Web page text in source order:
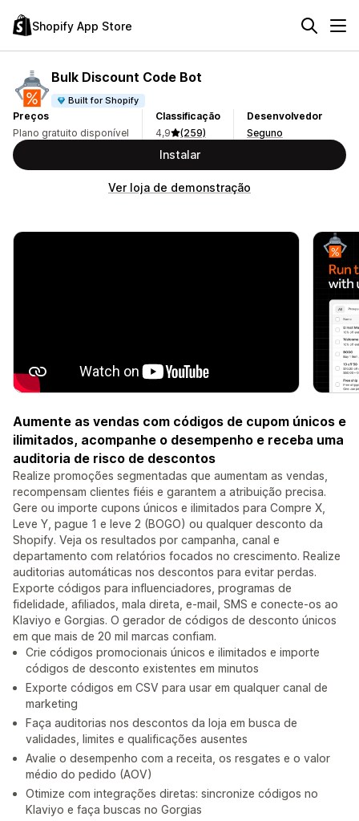
Shopify App Store
Bulk Discount Code Bot
Built for Shopify
Preços
Plano gratuito disponível
Classificação
4,9
(259)
Desenvolvedor
Seguno
Instalar
Ver loja de demonstração
Aumente as vendas com códigos de cupom únicos e
ilimitados, acompanhe o desempenho e receba uma
auditoria de risco de descontos
Realize promoções segmentadas que aumentam as vendas,
recompensam clientes fiéis e garantem a atribuição precisa.
Gere ou importe cupons únicos e ilimitados para Compre X,
Leve Y, pague 1 e leve 2 (BOGO) ou qualquer desconto da
Shopify. Veja os resultados por campanha, canal e
departamento com relatórios focados no crescimento. Realize
auditorias automáticas nos descontos para evitar perdas.
Exporte códigos para influenciadores, programas de
fidelidade, afiliados, mala direta, e-mail, SMS e conecte-os ao
Klaviyo e Gorgias. O gerador de códigos de desconto únicos
em que mais de 20 mil marcas confiam.
Crie códigos promocionais únicos e ilimitados e importe
códigos de desconto existentes em minutos
Exporte códigos em CSV para usar em qualquer canal de
marketing
Faça auditorias nos descontos da loja em busca de
validades, limites e qualificações ausentes
Avalie o desempenho com a receita, os resgates e o valor
médio do pedido (AOV)
Otimize com integrações diretas: sincronize códigos no
Klaviyo e faça buscas no Gorgias